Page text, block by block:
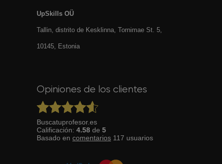
UpSkills OÜ
Tallin, distrito de Kesklinna, Tornimаe St. 5,
10145, Estonia
Opiniones de los clientes
Buscatuprofesor.es
Calificación: 4.58 de 5
Basado en comentarios 117 usuarios